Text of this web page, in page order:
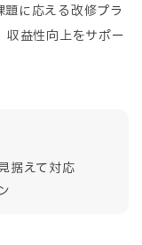
に応える改修プラ
収益性向上をサポー
据えて対応